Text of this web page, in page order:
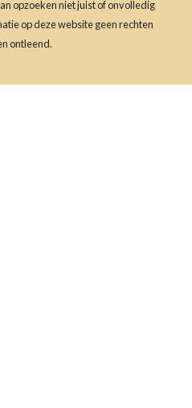
opzoeken niet juist of onvolledig
op deze website geen rechten
ontleend.